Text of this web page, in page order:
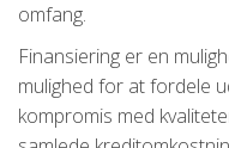
omfang.
Finansiering er en
mulighed for at fordele
kompromis med